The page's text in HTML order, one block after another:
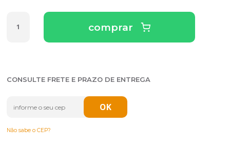
comprar
CONSULTE FRETE E PRAZO DE ENTREGA
Não sabe o CEP?